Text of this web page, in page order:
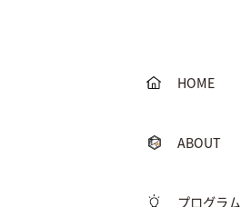
HOME
ABOUT
プログラム